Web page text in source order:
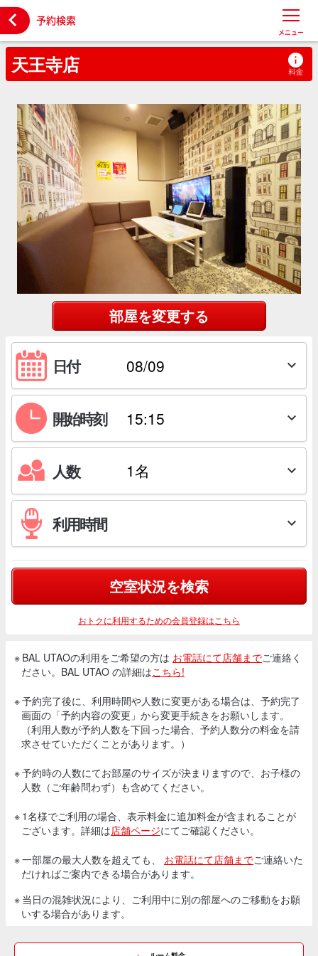
 予約検索
メニュー
天王寺店
部屋を変更する
日付 
開始時刻 
人数 
利用時間 
空室状況を検索
おトクに利用するための会員登録はこちら
※ BAL UTAOの利用をご希望の方は お電話にて店舗までご連絡く
ださい。BAL UTAO の詳細はこちら!
※ 予約完了後に、利用時間や人数に変更がある場合は、予約完了
画面の「予約内容の変更」から変更手続きをお願いします。
（利用人数が予約人数を下回った場合、予約人数分の料金を請
求させていただくことがあります。）
※ 予約時の人数にてお部屋のサイズが決まりますので、お子様の
人数（ご年齢問わず）も含めてください。
※ 1名様でご利用の場合、表示料金に追加料金が含まれることが
ございます。詳細は店舗ページにてご確認ください。
※ 一部屋の最大人数を超えても、 お電話にて店舗までご連絡いた
だければご案内できる場合があります。
※ 当日の混雑状況により、ご利用中に別の部屋へのご移動をお願
いする場合があります。